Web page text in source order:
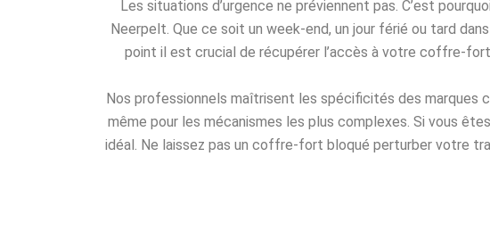
Les situations d’urgence ne préviennent pas. C’est
Neerpelt. Que ce soit un week-end, un jour férié ou tard
point il est crucial de récupérer l’accès à votre coffre-
Nos professionnels maîtrisent les spécificités des
même pour les mécanismes les plus complexes. Si vous
idéal. Ne laissez pas un coffre-fort bloqué perturber votre